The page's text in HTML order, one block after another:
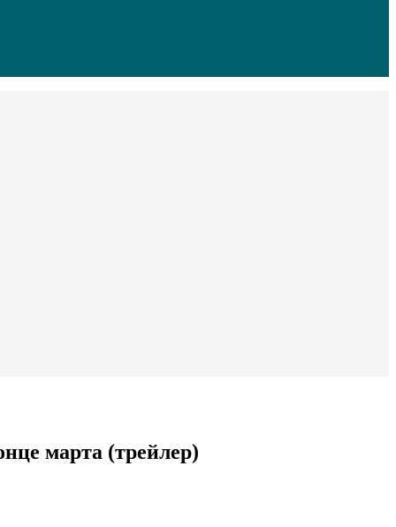
марта (трейлер)